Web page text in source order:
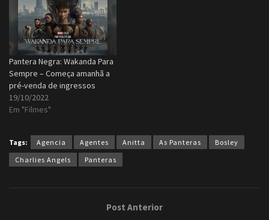
Pantera Negra: Wakanda Para
Sempre – Começa amanhã a
pré-venda de ingressos
19/10/2022
Em "Filmes"
Tags: Agencia Agentes Anitta As Panteras
Bosley
Charlies Angels
Panteras
Post Anterior